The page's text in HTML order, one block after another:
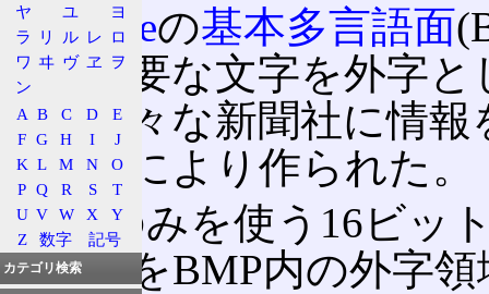
Unicodeの基本多言語面
聞に必要な文字を外字
て、様々な新聞社に情
通信社により作られた。
BMPのみを使う16ビッ
る文字をBMP内の外字
ヤ
ユ
ヨ
ラ
リ ル レ ロ
ワ ヰ ヴ ヱ
ヲ
ン
A B C D
E
F G H I
J
K L M N
O
P Q R S
T
U V W X
Y
Z
数字 記号
カテゴリ検索